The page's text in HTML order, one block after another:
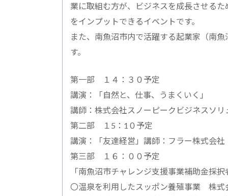
業に取組む方が、ビジネスを成長させる
をインプットできるイベントです。
また、南魚沼市内で活躍する起業家（南
す。
第一部 １４：３０予定
講演：「自然と、仕事、うまくいく」
講師：株式会社スノーピークビジネスソ
第二部 １5：1０予定
講演：「友達経営」講師：フラー株式会
第三部 １６：００予定
「南魚沼市チャレンジ支援事業補助金採
〇温泉を利用したスッポン養殖事業 株